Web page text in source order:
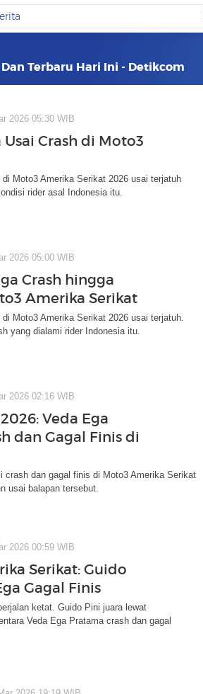
Terbaru Hari Ini - Detikcom
2026 05:30 WIB
Crash di Moto3
Moto3 Amerika Serikat 2026 usai terjatuh
rider asal Indonesia itu.
2026 05:00 WIB
Crash hingga
Amerika Serikat
Moto3 Amerika Serikat 2026 usai terjatuh.
yang dialami rider Indonesia itu.
2026 02:16 WIB
Veda Ega
dan Gagal Finis di
crash dan gagal finis di Moto3 Amerika Serikat
usai balapan tersebut.
2026 00:59 WIB
Serikat: Guido
Gagal Finis
ketat. Guido Pini juara lewat
Veda Ega Pratama crash dan gagal